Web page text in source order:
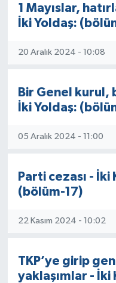
1 Mayıslar,
İki Yoldaş:
20 Aralık 2024 - 10:08
Bir Genel kurul,
İki Yoldaş:
05 Aralık 2024 - 11:00
Parti cezası -
(bölüm-17)
22 Kasım 2024 - 10:02
TKP’ye girip
yaklaşımlar - İki